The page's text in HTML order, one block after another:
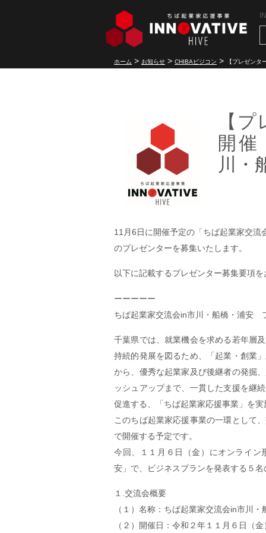
ホーム > お知らせ > CHIBAビジコン > 【プレゼン
【
開
川・
11月6日に開催予定の「ちば起業家交
のプレゼンターを募集いたします。
以下に記載するプレゼンター募集要項
ーーーーー
ちば起業家交流会in市川・船橋・浦安
千葉県では、就業機会を求める若年層
持続的発展を図るため、「起業・創業
から、優秀な起業家及び後継者の発掘
ッシュアップまで、一貫した支援を継
促進する、「ちば起業家応援事業」を
このちば起業家応援事業の一環として
で開催する予定です。
今回、１１月６日（金）にオンライ
安」で、ビジネスプランを発表する５
１.交流会概要
（１）名称：ちば起業家交流会in市川・
（２）開催日：令和２年１１月６日（